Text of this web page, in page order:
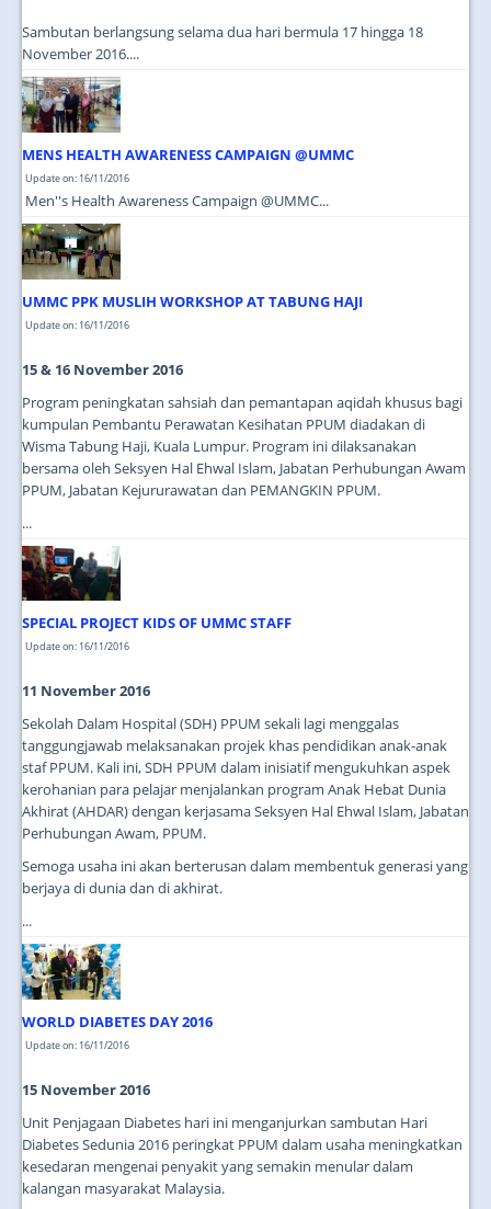
Sambutan berlangsung selama dua hari bermula 17 hingga 18
November 2016....
MENS HEALTH AWARENESS CAMPAIGN @UMMC
Update on: 16/11/2016
Men''s Health Awareness Campaign @UMMC...
UMMC PPK MUSLIH WORKSHOP AT TABUNG HAJI
Update on: 16/11/2016
15 & 16 November 2016
Program peningkatan sahsiah dan pemantapan aqidah khusus bagi
kumpulan Pembantu Perawatan Kesihatan PPUM diadakan di
Wisma Tabung Haji, Kuala Lumpur. Program ini dilaksanakan
bersama oleh Seksyen Hal Ehwal Islam, Jabatan Perhubungan Awam
PPUM, Jabatan Kejururawatan dan PEMANGKIN PPUM.
...
SPECIAL PROJECT KIDS OF UMMC STAFF
Update on: 16/11/2016
11 November 2016
Sekolah Dalam Hospital (SDH) PPUM sekali lagi menggalas
tanggungjawab melaksanakan projek khas pendidikan anak-anak
staf PPUM. Kali ini, SDH PPUM dalam inisiatif mengukuhkan aspek
kerohanian para pelajar menjalankan program Anak Hebat Dunia
Akhirat (AHDAR) dengan kerjasama Seksyen Hal Ehwal Islam, Jabatan
Perhubungan Awam, PPUM.
Semoga usaha ini akan berterusan dalam membentuk generasi yang
berjaya di dunia dan di akhirat.
...
WORLD DIABETES DAY 2016
Update on: 16/11/2016
15 November 2016
Unit Penjagaan Diabetes hari ini menganjurkan sambutan Hari
Diabetes Sedunia 2016 peringkat PPUM dalam usaha meningkatkan
kesedaran mengenai penyakit yang semakin menular dalam
kalangan masyarakat Malaysia.